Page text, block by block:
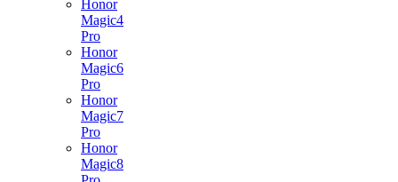
Honor
Magic4
Pro
Honor
Magic6
Pro
Honor
Magic7
Pro
Honor
Magic8